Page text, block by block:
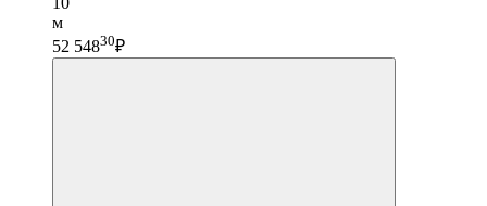
м
52 54830₽